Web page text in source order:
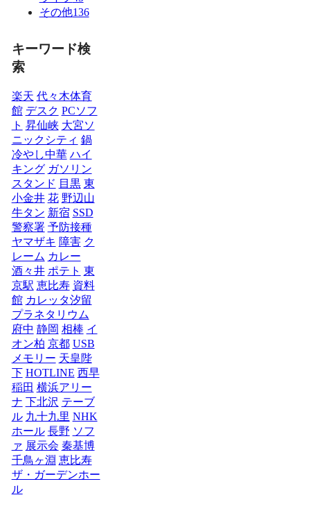
その他136
キーワード検
索
楽天 代々木体育
館 デスク PCソフ
ト 昇仙峡 大宮ソ
ニックシティ 鍋
冷やし中華 ハイ
キング ガソリン
スタンド 目黒 東
小金井 花 野辺山
牛タン 新宿 SSD
警察署 予防接種
ヤマザキ 障害 ク
レーム カレー
酒々井 ポテト 東
京駅 恵比寿 資料
館 カレッタ汐留
プラネタリウム
府中 静岡 相棒 イ
オン柏 京都 USB
メモリー 天皇陛
下 HOTLINE 西早
稲田 横浜アリー
ナ 下北沢 テーブ
ル 九十九里 NHK
ホール 長野 ソフ
ァ 展示会 秦基博
千鳥ヶ淵 恵比寿
ザ・ガーデンホー
ル